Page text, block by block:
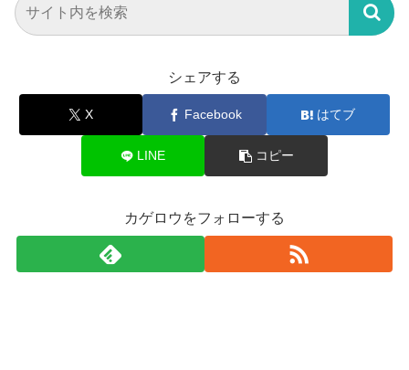
シェアする
X Facebook はてブ
LINE コピー
カゲロウをフォローする